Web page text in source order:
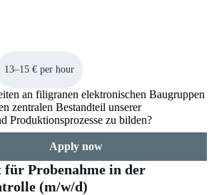
13–15 € per hour
an filigranen elektronischen Baugruppen
zentralen Bestandteil unserer
Produktionsprozesse zu bilden?
Apply now
für Probenahme in der
(m/w/d)